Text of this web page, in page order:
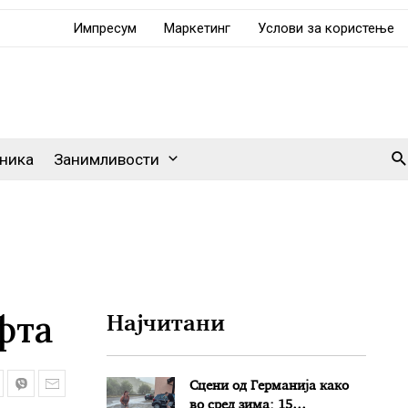
Импресум Маркетинг Услови за користење
Занимливости
Најчитани
Сцени од Германија како
во сред зима: 15